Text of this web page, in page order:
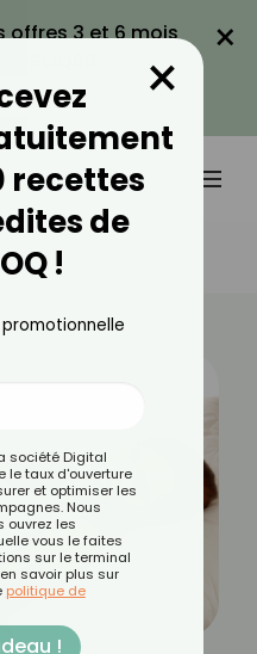
offres 3 et 6 mois
×
recettes
de
!
×
société Digital
le taux d'ouverture
et optimiser les
Nous
ouvrez les
vous le faites
sur le terminal
savoir plus sur
politique de
!